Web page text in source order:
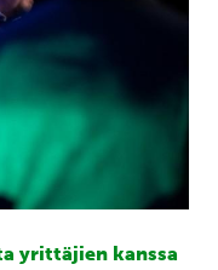
yrittäjien kanssa